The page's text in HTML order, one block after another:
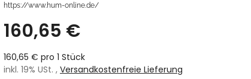
https://www.hum-online.de/
160,65 €
160,65 € pro 1 Stück
inkl. 19% USt. , Versandkostenfreie Lieferung